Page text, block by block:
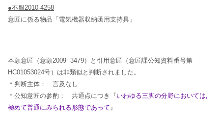
●不服2010-4258
意匠に係る物品「電気機器収納函用支持具」
本願意匠（意願2009- 3479）と引用意匠（意匠課公知資料番号第
HC01053024号）は非類似と判断されました。
＊判断主体： 言及なし
＊公知意匠の参酌： 共通点につき『いわゆる三脚の分野においては,
極めて普通にみられる形態であって 』